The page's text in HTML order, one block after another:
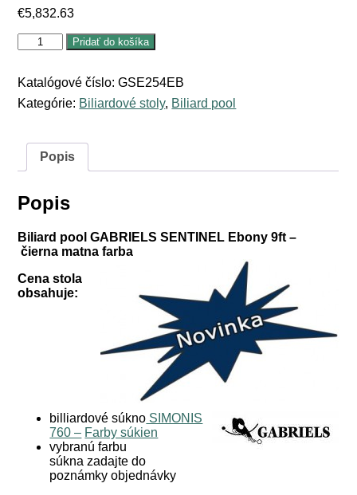
€5,832.63
množstvo
Gulečník
biliard
GABRIELS
SENTINEL
9ft,
matná
čierna
Pridať do košíka
Katalógové číslo:GSE254EB
Kategórie: Biliardové stoly, Biliard pool
Popis
Popis
Biliard pool GABRIELS SENTINEL Ebony 9ft –
čierna matna farba
Cena stola
obsahuje:
billiardové súkno SIMONIS
760 – Farby súkien
vybranú farbu
súkna zadajte do
poznámky objednávky